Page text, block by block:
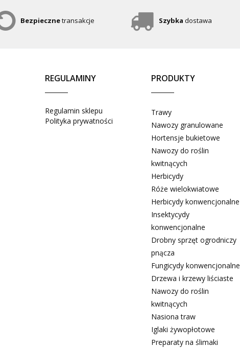
Bezpiecznetransakcje Szybka dostawa
REGULAMINY
Regulamin sklepu
Polityka prywatności
PRODUKTY
Trawy
Nawozy granulowane
Hortensje bukietowe
Nawozy do roślin
kwitnących
Herbicydy
Róże wielokwiatowe
Herbicydy konwencjonalne
Insektycydy
konwencjonalne
Drobny sprzęt ogrodniczy
pnącza
Fungicydy konwencjonalne
Drzewa i krzewy liściaste
Nawozy do roślin
kwitnących
Nasiona traw
Iglaki żywopłotowe
Preparaty na ślimaki